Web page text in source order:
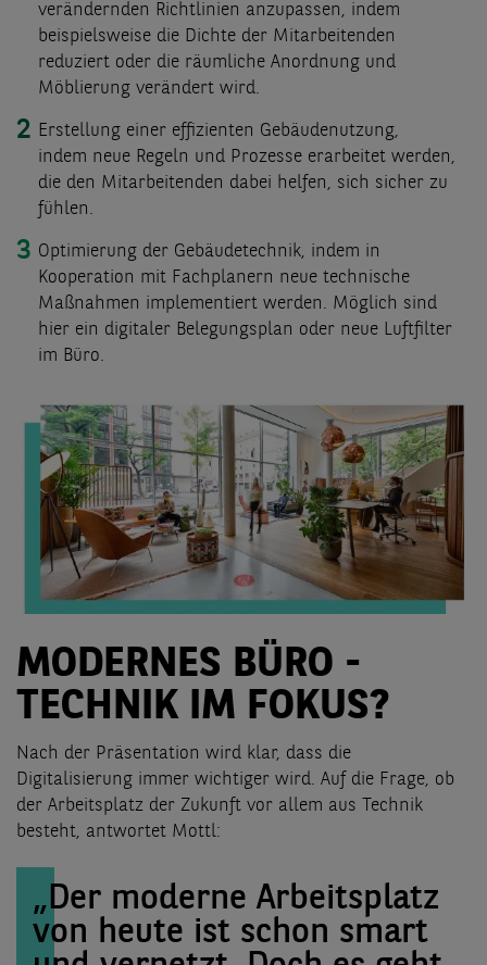
verändernden Richtlinien anzupassen, indem
beispielsweise die Dichte der Mitarbeitenden
reduziert oder die räumliche Anordnung und
Möblierung verändert wird.
Erstellung einer effizienten Gebäudenutzung,
indem neue Regeln und Prozesse erarbeitet werden,
die den Mitarbeitenden dabei helfen, sich sicher zu
fühlen.
Optimierung der Gebäudetechnik, indem in
Kooperation mit Fachplanern neue technische
Maßnahmen implementiert werden. Möglich sind
hier ein digitaler Belegungsplan oder neue Luftfilter
im Büro.
MODERNES BÜRO -
TECHNIK IM FOKUS?
Nach der Präsentation wird klar, dass die
Digitalisierung immer wichtiger wird. Auf die Frage, ob
der Arbeitsplatz der Zukunft vor allem aus Technik
besteht, antwortet Mottl:
„Der moderne Arbeitsplatz
von heute ist schon smart